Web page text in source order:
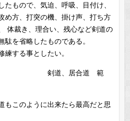
たもので、気迫、呼吸、目付け、
め方、打突の機、掛け声、打ち方
体裁き、理合い、残心など剣道の
を省略したものである。
練する事としたい。
合道 範
もこのように出来たら最高だと思